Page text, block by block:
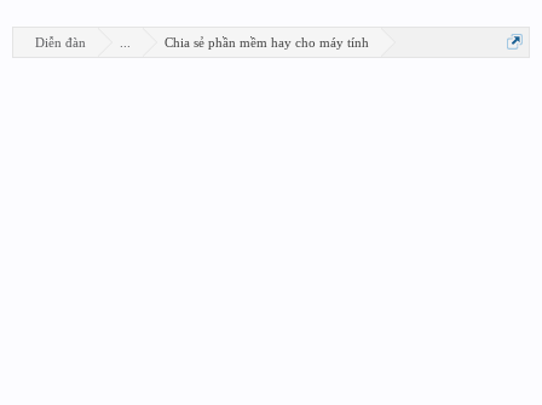
Diễn đàn Chia sẻ phần mềm hay cho máy tính